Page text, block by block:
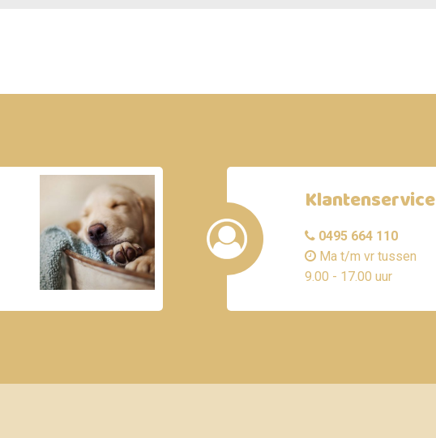
Klantenservice
0495 664 110
Ma t/m vr tussen
9.00 - 17.00 uur